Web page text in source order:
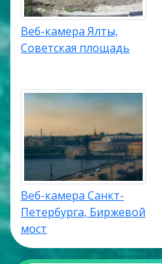
Веб-камера Ялты,
Советская площадь
Веб-камера Санкт-
Петербурга, Биржевой
мост